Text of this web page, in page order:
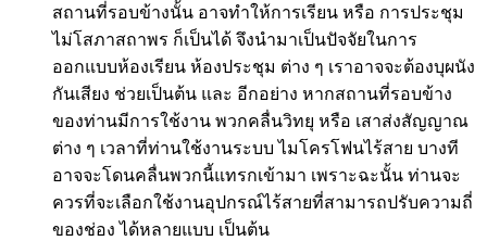
สถานที่รอบข้างนั้น อาจทำให้การเรียน หรือ การประชุม
ไม่โสภาสถาพร ก็เป็นได้ จึงนำมาเป็นปัจจัยในการ
ออกแบบห้องเรียน ห้องประชุม ต่าง ๆ เราอาจจะต้องบุผนัง
กันเสียง ช่วยเป็นต้น และ อีกอย่าง หากสถานที่รอบข้าง
ของท่านมีการใช้งาน พวกคลื่นวิทยุ หรือ เสาส่งสัญญาณ
ต่าง ๆ เวลาที่ท่านใช้งานระบบ ไมโครโฟนไร้สาย บางที
อาจจะโดนคลื่นพวกนี้แทรกเข้ามา เพราะฉะนั้น ท่านจะ
ควรที่จะเลือกใช้งานอุปกรณ์ไร้สายที่สามารถปรับความถี่
ของช่อง ได้หลายแบบ เป็นต้น